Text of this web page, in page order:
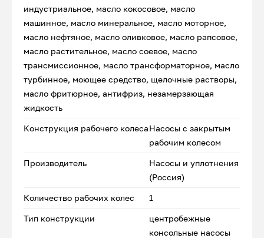
индустриальное, масло кокосовое, масло
машинное, масло минеральное, масло моторное,
масло нефтяное, масло оливковое, масло рапсовое,
масло растительное, масло соевое, масло
трансмиссионное, масло трансформаторное, масло
турбинное, моющее средство, щелочные растворы,
масло фритюрное, антифриз, незамерзающая
жидкость
Конструкция рабочего колесаНасосы с закрытым
рабочим колесом
Производитель
Насосы и уплотнения
(Россия)
Количество рабочих колес 1
Тип конструкции
центробежные
консольные насосы